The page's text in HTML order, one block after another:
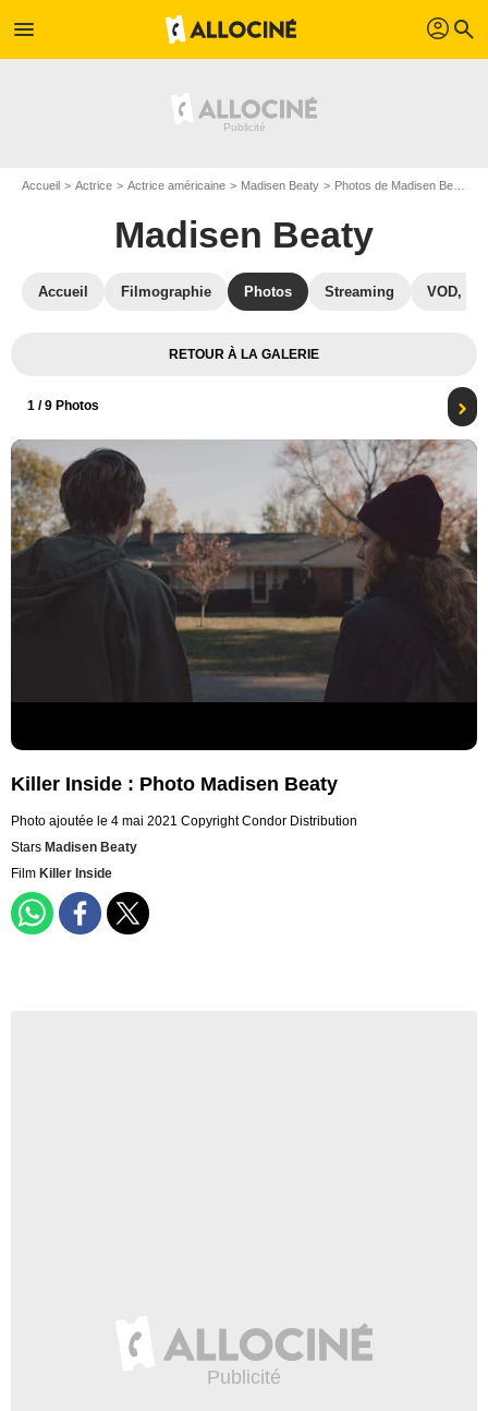
menu profil search
Accueil Actrice Actrice américaine Madisen Beaty Photos de Madisen Beaty
Madisen Beaty
Accueil Filmographie Photos Streaming VOD,
RETOUR À LA GALERIE
1 / 9 Photos
Killer Inside : Photo Madisen Beaty
Photo ajoutée le 4 mai 2021 Copyright Condor Distribution
Stars Madisen Beaty
Film Killer Inside